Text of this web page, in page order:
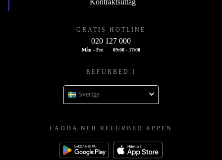
Kontraktsuttag
GRATIS HOTLINE
020 127 000
Mån - Fre 09:00 - 17:00
REFURBED I
Sverige
LADDA NER REFURBED APPEN